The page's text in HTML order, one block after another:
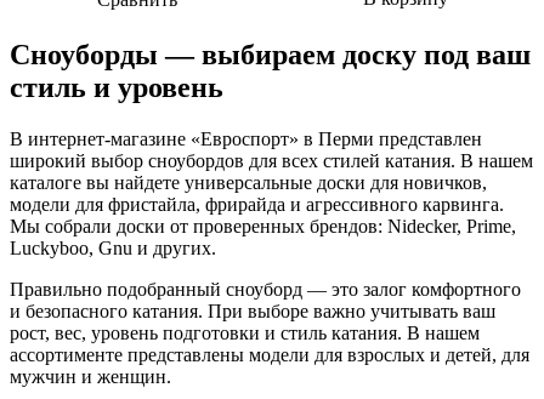
Сноуборды — выбираем доску под ваш
стиль и уровень
В интернет-магазине «Евроспорт» в Перми представлен
широкий выбор сноубордов для всех стилей катания. В нашем
каталоге вы найдете универсальные доски для новичков,
модели для фристайла, фрирайда и агрессивного карвинга.
Мы собрали доски от проверенных брендов: Nidecker, Prime,
Luckyboo, Gnu и других.
Правильно подобранный сноуборд — это залог комфортного
и безопасного катания. При выборе важно учитывать ваш
рост, вес, уровень подготовки и стиль катания. В нашем
ассортименте представлены модели для взрослых и детей, для
мужчин и женщин.